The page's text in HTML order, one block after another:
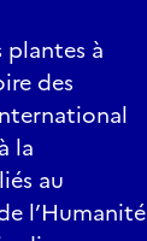
plantes à
des
la
au
l’Humanité